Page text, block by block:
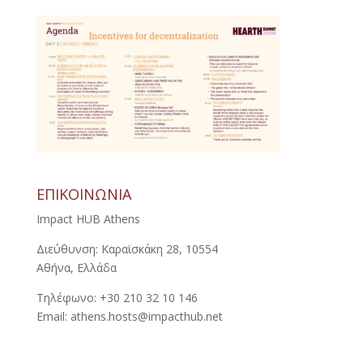
ΕΠΙΚΟΙΝΩΝΙΑ
Impact HUB Athens
Διεύθυνση: Καραϊσκάκη 28, 10554
Αθήνα, Ελλάδα
Τηλέφωνο: +30 210 32 10 146
Email: athens.hosts@impacthub.net